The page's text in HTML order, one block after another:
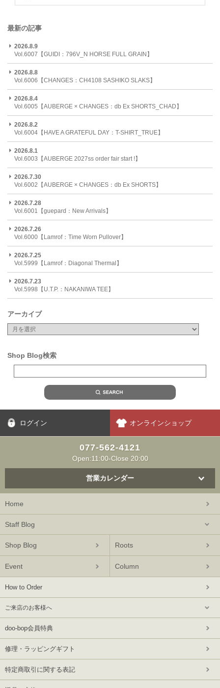
最新の記事
2026.8.9
Vol.6007【GUIDI：796V_N HORSE FULL GRAIN】
2026.8.8
Vol.6006【CHANGES：CH4108 SASHIKO SLAKS】
2026.8.4
Vol.6005【AUBERGE × CHANGES：db Ex SHORTS_CHAD】
2026.8.2
Vol.6004【HAVE A GRATEFUL DAY：T-SHIRT_TRUE】
2026.8.1
Vol.6003【AUBERGE 2027ss order fair start !】
2026.7.30
Vol.6002【AUBERGE × CHANGES：db Ex SHORTS】
2026.7.28
Vol.6001【guepard：New Arrivals】
2026.7.26
Vol.6000【Lamrof：Time Worn Pullover】
2026.7.25
Vol.5999【Lamrof：Diagonal Thermal】
2026.7.23
Vol.5998【U.T.P.：NAKANIWA TEE】
アーカイブ
Shop Blog検索
ログイン オンラインショップ
077-562-4121
Open:11:00-Close 20:00
営業カレンダー
Home
Staff Blog
Shop Blog Roots
Event Column
How to Order
ご来店のお客様へ
doo-bop会員特典
修理・ラッピングギフト
特定商取引に関する表記